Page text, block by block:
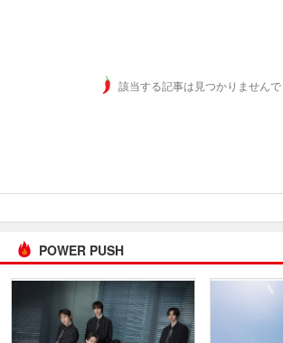
該当する記事は見つかりません
POWER PUSH